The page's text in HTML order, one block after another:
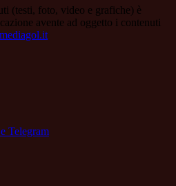
(testi, foto, video e grafiche) è
avente ad oggetto i contenuti
Telegram